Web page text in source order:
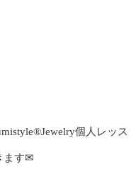
個人レッス
ます✉